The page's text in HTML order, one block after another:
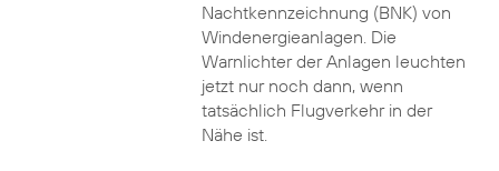
Nachtkennzeichnung (BNK) von
Windenergieanlagen. Die
Warnlichter der Anlagen leuchten
jetzt nur noch dann, wenn
tatsächlich Flugverkehr in der
Nähe ist.